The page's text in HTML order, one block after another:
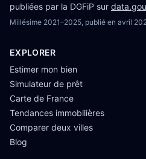
publiées par la DGFiP sur
Millésime 2021–2025, publié en avril
EXPLORER
Estimer mon bien
Simulateur de prêt
Carte de France
Tendances immobilières
Comparer deux villes
Blog